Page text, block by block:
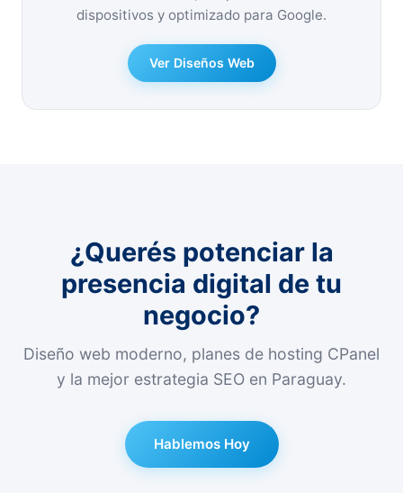
dispositivos y optimizado para Google.
Ver Diseños Web
¿Querés potenciar la
presencia digital de tu
negocio?
Diseño web moderno, planes de hosting CPanel
y la mejor estrategia SEO en Paraguay.
Hablemos Hoy